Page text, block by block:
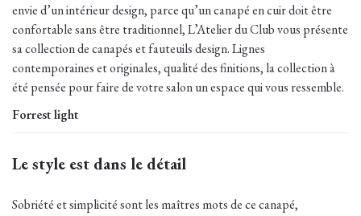
envie d’un intérieur design, parce qu’un canapé en cuir doit être
confortable sans être traditionnel, L’Atelier du Club vous présente
sa collection de canapés et fauteuils design. Lignes
contemporaines et originales, qualité des finitions, la collection à
été pensée pour faire de votre salon un espace qui vous ressemble.
Forrest light
Le style est dans le détail
Sobriété et simplicité sont les maîtres mots de ce canapé,